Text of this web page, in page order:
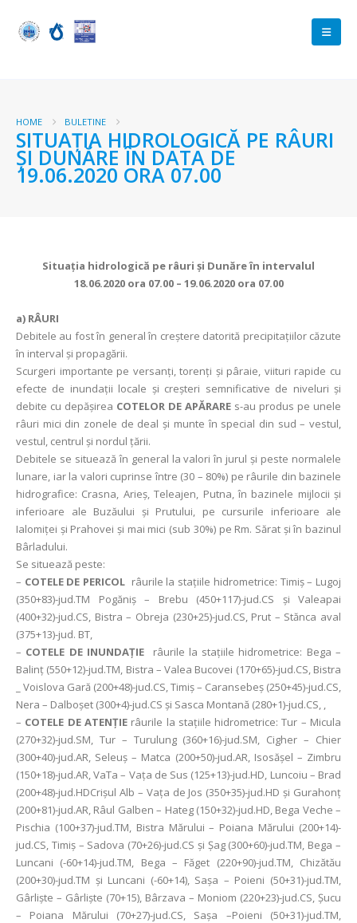
HOME BULETINE
SITUAŢIA HIDROLOGICĂ PE RÂURI
ŞI DUNĂRE ÎN DATA DE
19.06.2020 ORA 07.00
Situaţia hidrologică pe râuri şi Dunăre în intervalul
18.06.2020 ora 07.00 – 19.06.2020 ora 07.00
a) RÂURI
Debitele au fost în general în creștere datorită precipitaţiilor căzute
în interval şi propagării.
Scurgeri importante pe versanţi, torenţi şi pâraie, viituri rapide cu
efecte de inundații locale și creșteri semnificative de niveluri și
debite cu depășirea COTELOR DE APĂRARE s-au produs pe unele
râuri mici din zonele de deal și munte în special din sud – vestul,
vestul, centrul și nordul țării.
Debitele se situează în general la valori în jurul și peste normalele
lunare, iar la valori cuprinse între (30 – 80%) pe râurile din bazinele
hidrografice: Crasna, Arieș, Teleajen, Putna, în bazinele mijlocii și
inferioare ale Buzăului și Prutului, pe cursurile inferioare ale
Ialomiței și Prahovei și mai mici (sub 30%) pe Rm. Sărat şi în bazinul
Bârladului.
Se situează peste:
– COTELE DE PERICOL râurile la stațiile hidrometrice: Timiş – Lugoj
(350+83)-jud.TM Pogăniş – Brebu (450+117)-jud.CS şi Valeapai
(400+32)-jud.CS, Bistra – Obreja (230+25)-jud.CS, Prut – Stănca aval
(375+13)-jud. BT,
– COTELE DE INUNDAȚIErâurile la stațiile hidrometrice: Bega –
Balinţ (550+12)-jud.TM, Bistra – Valea Bucovei (170+65)-jud.CS, Bistra
_ Voislova Gară (200+48)-jud.CS, Timiş – Caransebeş (250+45)-jud.CS,
Nera – Dalboşet (300+4)-jud.CS şi Sasca Montană (280+1)-jud.CS, ,
– COTELE DE ATENȚIErâurile la stațiile hidrometrice: Tur – Micula
(270+32)-jud.SM, Tur – Turulung (360+16)-jud.SM, Cigher – Chier
(300+40)-jud.AR, Seleuş – Matca (200+50)-jud.AR, Isosăşel – Zimbru
(150+18)-jud.AR, VaTa – Vaţa de Sus (125+13)-jud.HD, Luncoiu – Brad
(200+48)-jud.HDCrişul Alb – Vaţa de Jos (350+35)-jud.HD şi Gurahonţ
(200+81)-jud.AR, Râul Galben – Hateg (150+32)-jud.HD, Bega Veche –
Pischia (100+37)-jud.TM, Bistra Mărului – Poiana Mărului (200+14)-
jud.CS, Timiş – Sadova (70+26)-jud.CS şi Şag (300+60)-jud.TM, Bega –
Luncani (-60+14)-jud.TM, Bega – Făget (220+90)-jud.TM, Chizătău
(200+30)-jud.TM şi Luncani (-60+14), Saşa – Poieni (50+31)-jud.TM,
Gârlişte – Gârlişte (70+15), Bârzava – Moniom (220+23)-jud.CS, Şucu
– Poiana Mărului (70+27)-jud.CS, Saşa –Poieni (50+31)-jud.TM,